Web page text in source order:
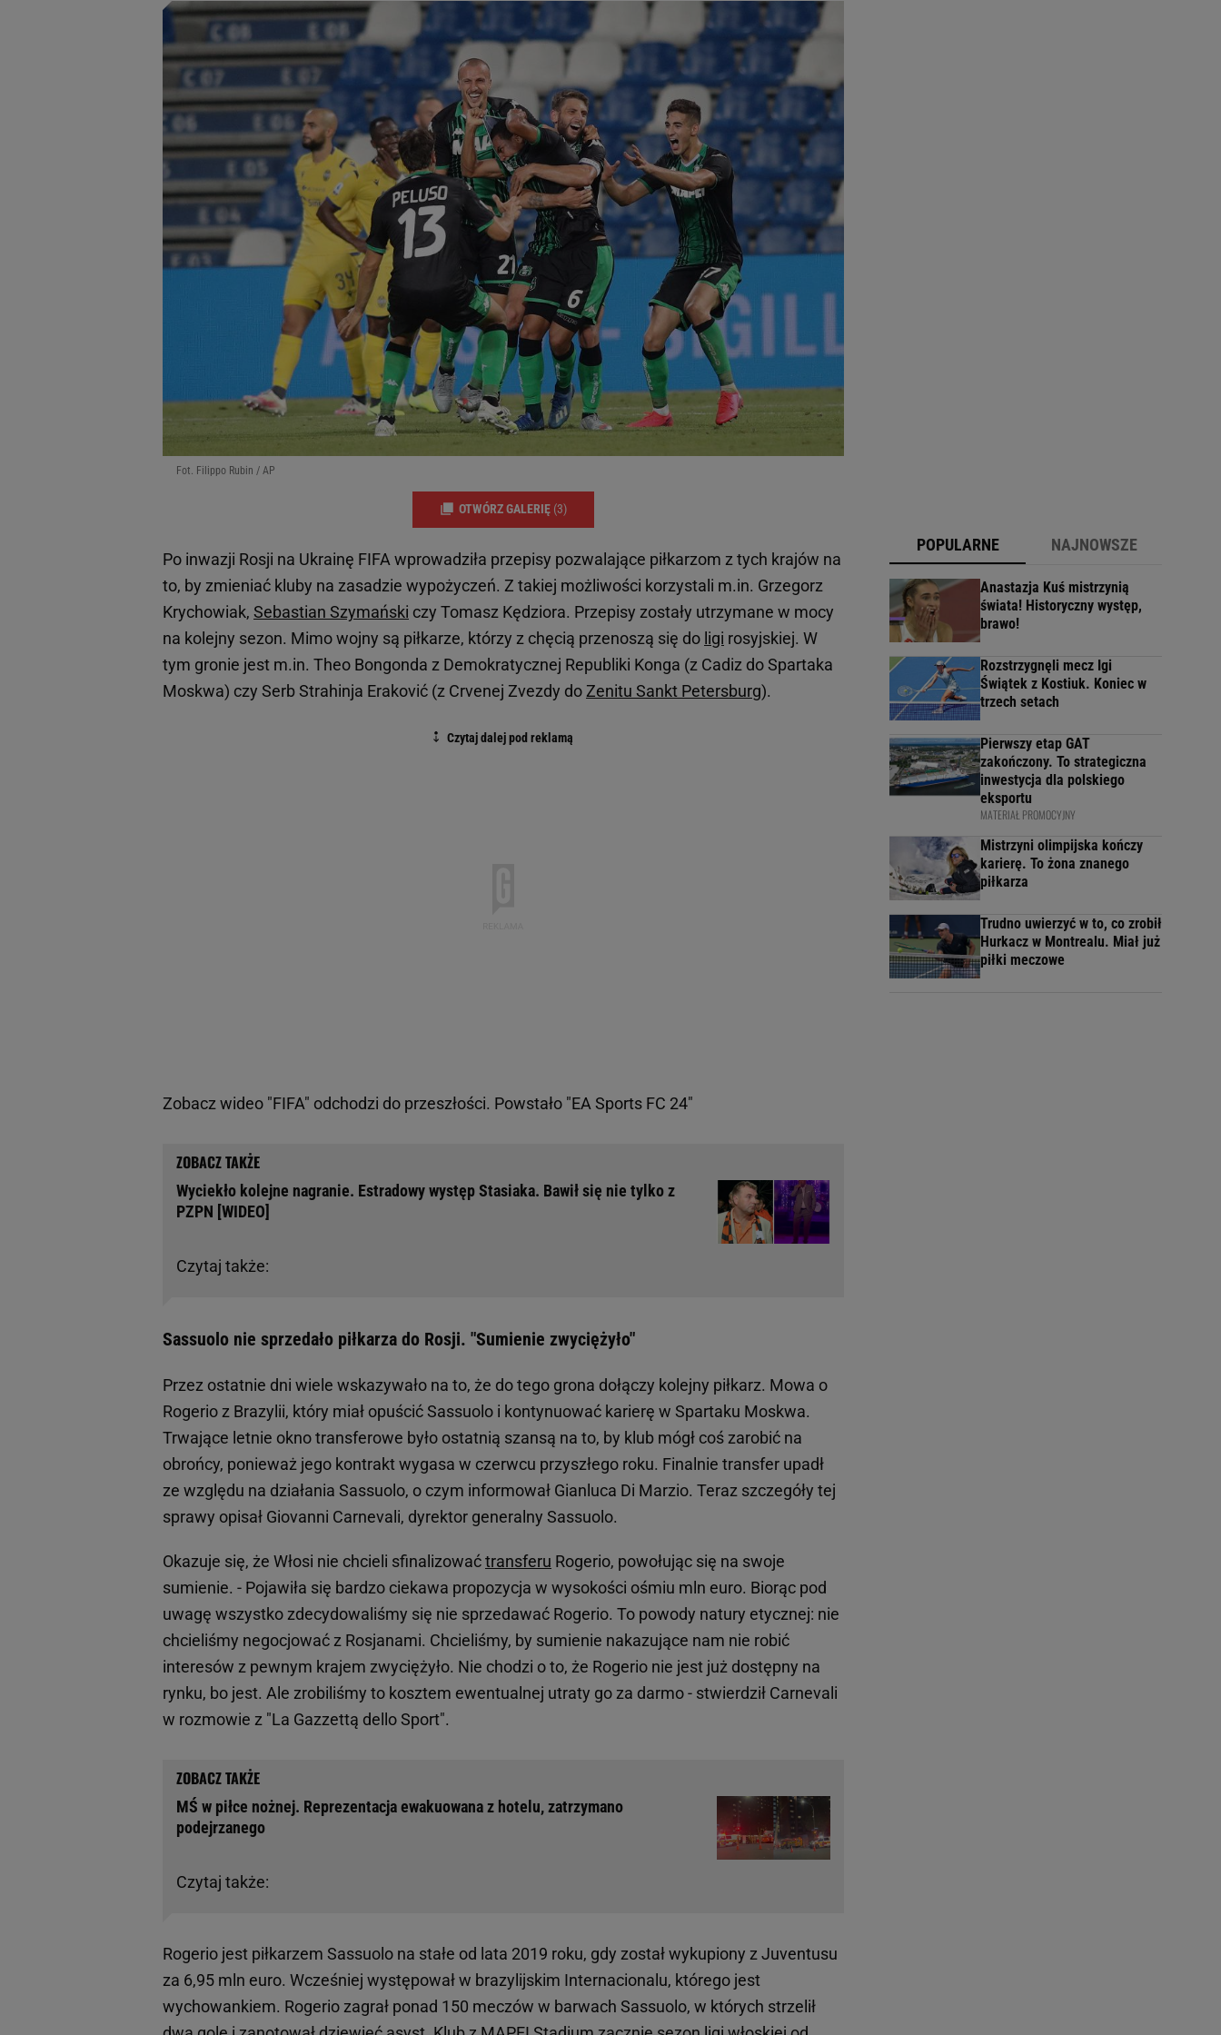
Fot. Filippo Rubin / AP
OTWÓRZ GALERIĘ (3)
Po inwazji Rosji na Ukrainę FIFA wprowadziła przepisy pozwalające piłkarzom z tych krajów na
to, by zmieniać kluby na zasadzie wypożyczeń. Z takiej możliwości korzystali m.in. Grzegorz
Krychowiak, Sebastian Szymański czy Tomasz Kędziora. Przepisy zostały utrzymane w mocy
na kolejny sezon. Mimo wojny są piłkarze, którzy z chęcią przenoszą się do ligi rosyjskiej. W
tym gronie jest m.in. Theo Bongonda z Demokratycznej Republiki Konga (z Cadiz do Spartaka
Moskwa) czy Serb Strahinja Eraković (z Crvenej Zvezdy do Zenitu Sankt Petersburg).
Zobacz wideo "FIFA" odchodzi do przeszłości. Powstało "EA Sports FC 24"
Czytaj także:
Wyciekło kolejne nagranie. Estradowy występ Stasiaka. Bawił się nie tylko z
PZPN [WIDEO]
Sassuolo nie sprzedało piłkarza do Rosji. "Sumienie zwyciężyło"
Przez ostatnie dni wiele wskazywało na to, że do tego grona dołączy kolejny piłkarz. Mowa o
Rogerio z Brazylii, który miał opuścić Sassuolo i kontynuować karierę w Spartaku Moskwa.
Trwające letnie okno transferowe było ostatnią szansą na to, by klub mógł coś zarobić na
obrońcy, ponieważ jego kontrakt wygasa w czerwcu przyszłego roku. Finalnie transfer upadł
ze względu na działania Sassuolo, o czym informował Gianluca Di Marzio. Teraz szczegóły tej
sprawy opisał Giovanni Carnevali, dyrektor generalny Sassuolo.
Okazuje się, że Włosi nie chcieli sfinalizowaćtransferu Rogerio, powołując się na swoje
sumienie. - Pojawiła się bardzo ciekawa propozycja w wysokości ośmiu mln euro. Biorąc pod
uwagę wszystko zdecydowaliśmy się nie sprzedawać Rogerio. To powody natury etycznej: nie
chcieliśmy negocjować z Rosjanami. Chcieliśmy, by sumienie nakazujące nam nie robić
interesów z pewnym krajem zwyciężyło. Nie chodzi o to, że Rogerio nie jest już dostępny na
rynku, bo jest. Ale zrobiliśmy to kosztem ewentualnej utraty go za darmo - stwierdził Carnevali
w rozmowie z "La Gazzettą dello Sport".
Czytaj także:
MŚ w piłce nożnej. Reprezentacja ewakuowana z hotelu, zatrzymano
podejrzanego
Rogerio jest piłkarzem Sassuolo na stałe od lata 2019 roku, gdy został wykupiony z Juventusu
za 6,95 mln euro. Wcześniej występował w brazylijskim Internacionalu, którego jest
wychowankiem. Rogerio zagrał ponad 150 meczów w barwach Sassuolo, w których strzelił
POPULARNE NAJNOWSZE
Anastazja Kuś mistrzynią
świata! Historyczny występ,
brawo!
Rozstrzygnęli mecz Igi
Świątek z Kostiuk. Koniec w
trzech setach
Pierwszy etap GAT
zakończony. To strategiczna
inwestycja dla polskiego
eksportu
MATERIAŁ PROMOCYJNY
Mistrzyni olimpijska kończy
karierę. To żona znanego
piłkarza
Trudno uwierzyć w to, co zrobił
Hurkacz w Montrealu. Miał już
piłki meczowe